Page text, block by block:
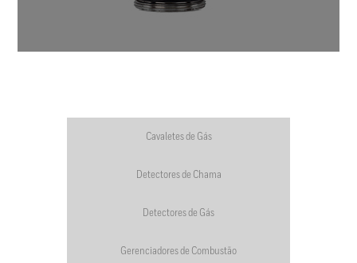
Cavaletes de Gás
Detectores de Chama
Detectores de Gás
Gerenciadores de Combustão